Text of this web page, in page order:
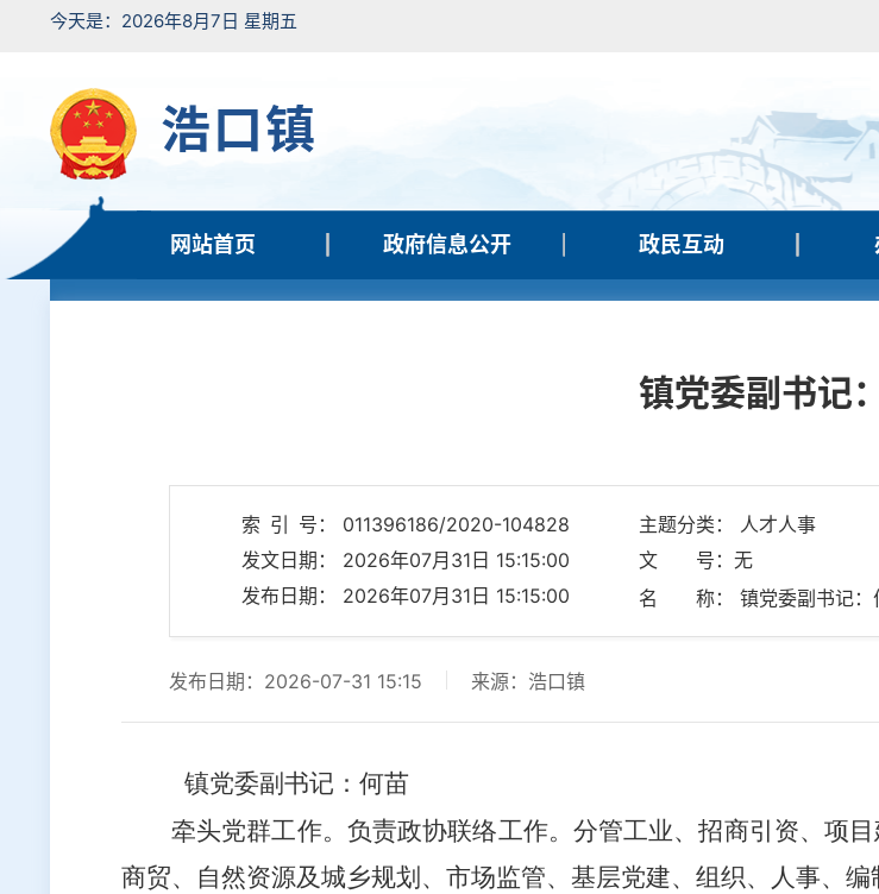
今天是：2026年8月7日 星期五
浩口镇
网站首页 政府信息公开 政民互动
镇党委副书记
索 引 号： 011396186/2020-104828 主题分类： 人才人事
发文日期： 2026年07月31日 15:15:00
文 号：无
发布日期： 2026年07月31日 15:15:00
名 称： 镇党委副书记：
发布日期：2026-07-31 15:15 来源：浩口镇
镇党委副书记：何苗
牵头党群工作。 负责政协联络工作。 分管工业、招商引资、项目
商贸、
自然资源及城乡规划、 市场监管、基层党建、组织、人事、编